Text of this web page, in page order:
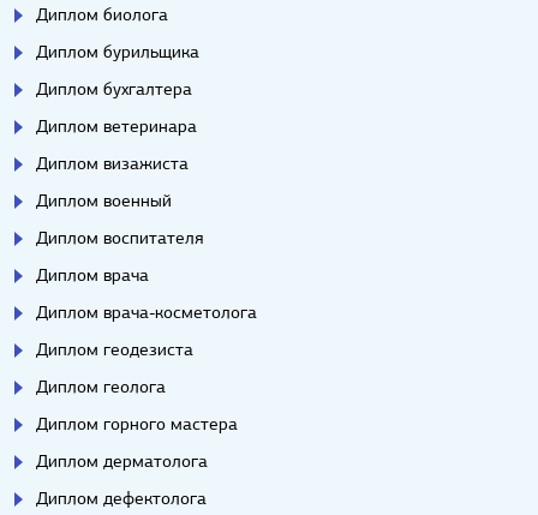
Диплом биолога
Диплом бурильщика
Диплом бухгалтера
Диплом ветеринара
Диплом визажиста
Диплом военный
Диплом воспитателя
Диплом врача
Диплом врача-косметолога
Диплом геодезиста
Диплом геолога
Диплом горного мастера
Диплом дерматолога
Диплом дефектолога